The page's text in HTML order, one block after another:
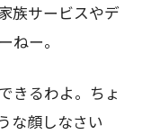
族サービスやデ
ねー。
きるわよ。ちょ
な顔しなさい